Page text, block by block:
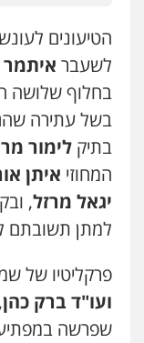
הטיעונים
לשעבר איתמר
בחלוף שלושה
בשל עתירה
בתיק לימור
המחוזי איתן
יגאל מרזל,
למתן תשובתם
פרקליטיו של
ועו"ד ברק כהן
שפרשה במפתיע